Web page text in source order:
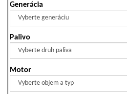
Generácia
Palivo
Motor